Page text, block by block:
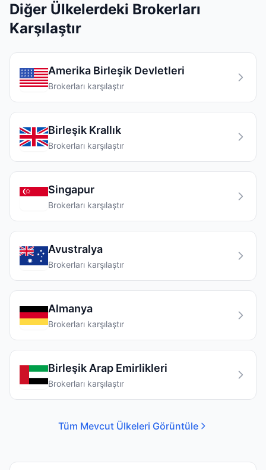
Diğer Ülkelerdeki Brokerları
Karşılaştır
Amerika Birleşik Devletleri
Brokerları karşılaştır
Birleşik Krallık
Brokerları karşılaştır
Singapur
Brokerları karşılaştır
Avustralya
Brokerları karşılaştır
Almanya
Brokerları karşılaştır
Birleşik Arap Emirlikleri
Brokerları karşılaştır
Tüm Mevcut Ülkeleri Görüntüle